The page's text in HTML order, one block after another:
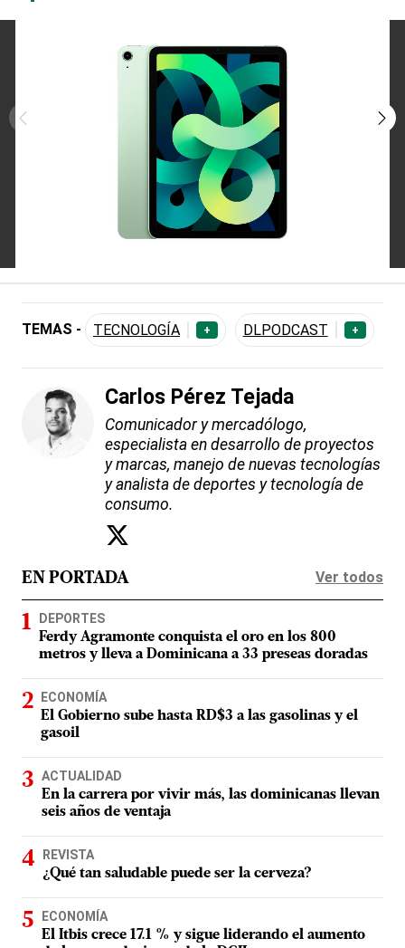
TEMAS - TECNOLOGÍA + DLPODCAST +
Carlos Pérez Tejada
Comunicador y mercadólogo,
especialista en desarrollo de proyectos
y marcas, manejo de nuevas tecnologías
y analista de deportes y tecnología de
consumo.
EN PORTADA Ver todos
DEPORTES
Ferdy Agramonte conquista el oro en los 800
metros y lleva a Dominicana a 33 preseas doradas
ECONOMÍA
El Gobierno sube hasta RD$3 a las gasolinas y el
gasoil
ACTUALIDAD
En la carrera por vivir más, las dominicanas llevan
seis años de ventaja
REVISTA
¿Qué tan saludable puede ser la cerveza?
ECONOMÍA
El Itbis crece 17.1 % y sigue liderando el aumento